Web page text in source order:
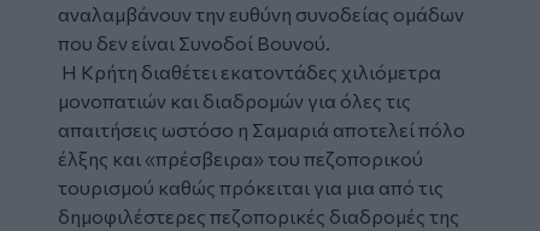
αναλαμβάνουν την ευθύνη συνοδείας ομάδων
που δεν είναι Συνοδοί Βουνού.
Η Κρήτη διαθέτει εκατοντάδες χιλιόμετρα
μονοπατιών και διαδρομών για όλες τις
απαιτήσεις ωστόσο η Σαμαριά αποτελεί πόλο
έλξης και «πρέσβειρα» του πεζοπορικού
τουρισμού καθώς πρόκειται για μια από τις
δημοφιλέστερες πεζοπορικές διαδρομές της